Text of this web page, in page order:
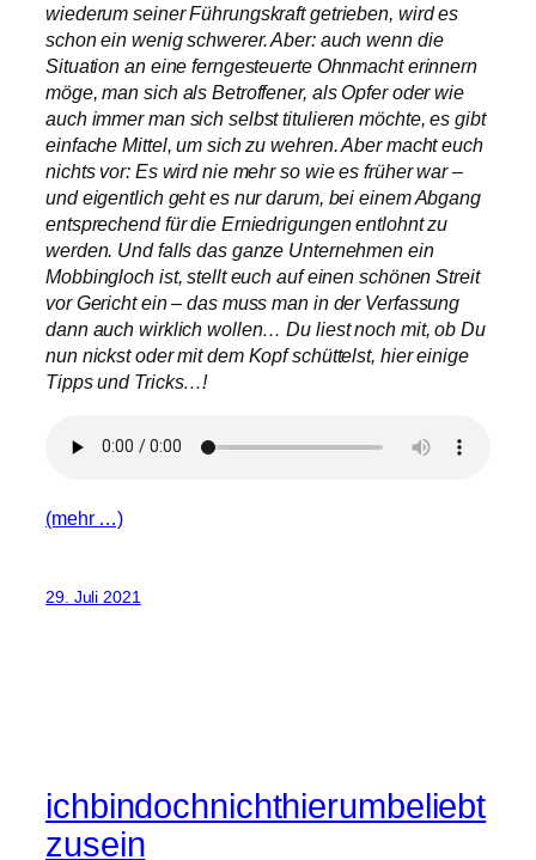
wiederum seiner Führungskraft getrieben, wird es
schon ein wenig schwerer. Aber: auch wenn die
Situation an eine ferngesteuerte Ohnmacht erinnern
möge, man sich als Betroffener, als Opfer oder wie
auch immer man sich selbst titulieren möchte, es gibt
einfache Mittel, um sich zu wehren. Aber macht euch
nichts vor: Es wird nie mehr so wie es früher war –
und eigentlich geht es nur darum, bei einem Abgang
entsprechend für die Erniedrigungen entlohnt zu
werden. Und falls das ganze Unternehmen ein
Mobbingloch ist, stellt euch auf einen schönen Streit
vor Gericht ein – das muss man in der Verfassung
dann auch wirklich wollen… Du liest noch mit, ob Du
nun nickst oder mit dem Kopf schüttelst, hier einige
Tipps und Tricks…!
(mehr …)
29. Juli 2021
ichbindochnichthierumbeliebt
zusein